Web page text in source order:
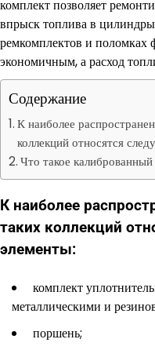
комплект позволяет
впрыск топлива в
ремкомплектов и поломках
экономичным, а расход
Содержание
К наиболее
коллекций относятся
Что такое
К наиболее
таких коллекций
элементы:
комплект
металлическими и
поршень;